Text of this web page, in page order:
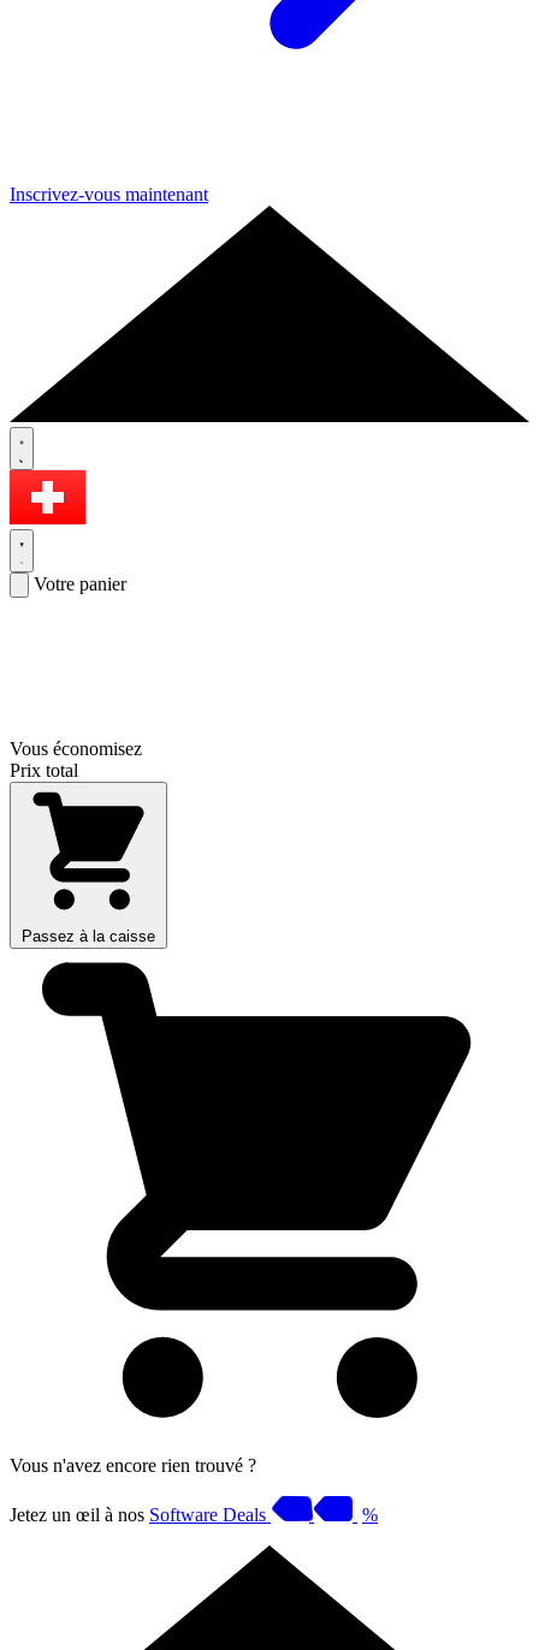
Inscrivez-vous maintenant
Votre panier
Vous économisez
Prix total
Passez à la caisse
Vous n'avez encore rien trouvé ?
Jetez un œil à nos Software Deals %